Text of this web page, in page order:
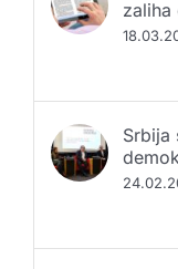
zaliha
Srbija